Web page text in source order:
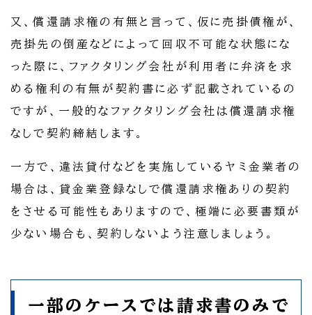
又、償還請求権の有無と言って、仮に売掛債権が、
売掛先の倒産などによって回収不可能な状態にな
った際に、ファクタリング会社が利用者に弁済を求
める権利の有無が契約書に必ず記載されているの
ですが、一般的なファクタリング会社は償還請求権
なしで契約締結します。
一方で、違法貸付などを実施しているヤミ金業者の
場合は、貸金業登録なしで償還請求権ありの契約
をさせる可能性もありますので、極端に必要書類が
少ない場合も、契約しないよう注意しましょう。
一部のケースでは請求書のみで